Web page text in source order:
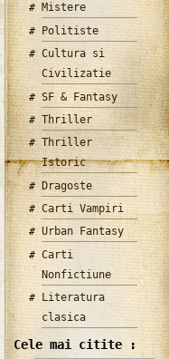
Mistere
Politiste
Cultura si
Civilizatie
SF & Fantasy
Thriller
Thriller
Istoric
Dragoste
Carti Vampiri
Urban Fantasy
Carti
Nonfictiune
Literatura
clasica
Cele mai citite :